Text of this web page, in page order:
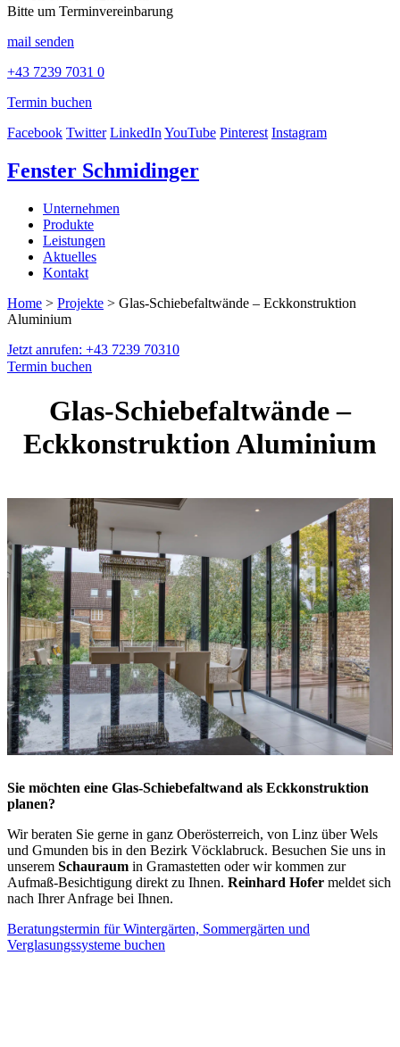
Bitte um Terminvereinbarung
mail senden
+43 7239 7031 0
Termin buchen
Facebook Twitter LinkedInYouTube Pinterest Instagram
Fenster Schmidinger
Unternehmen
Produkte
Leistungen
Aktuelles
Kontakt
Home > Projekte > Glas-Schiebefaltwände – Eckkonstruktion
Aluminium
Jetzt anrufen: +43 7239 70310
Termin buchen
Glas-Schiebefaltwände –
Eckkonstruktion Aluminium
Sie möchten eine Glas-Schiebefaltwand als Eckkonstruktion
planen?
Wir beraten Sie gerne in ganz Oberösterreich, von Linz über Wels
und Gmunden bis in den Bezirk Vöcklabruck. Besuchen Sie uns in
unserem Schauraum in Gramastetten oder wir kommen zur
Aufmaß-Besichtigung direkt zu Ihnen. Reinhard Hofer meldet sich
nach Ihrer Anfrage bei Ihnen.
Beratungstermin für Wintergärten, Sommergärten und
Verglasungssysteme buchen